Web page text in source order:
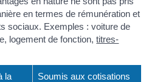
en termes de rémunération et
sociaux. Exemples : voiture de
logement de fonction,titres-
la
Soumis aux cotisations